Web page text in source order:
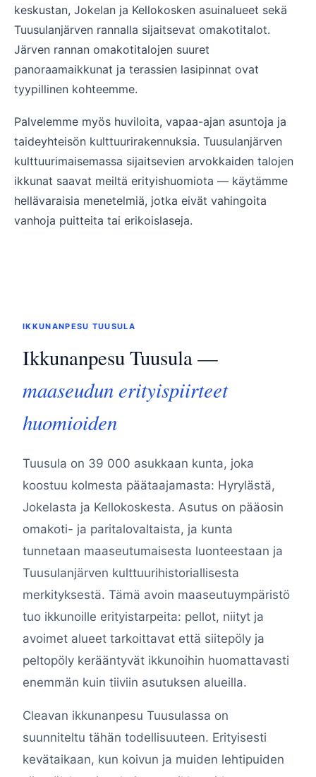
keskustan, Jokelan ja Kellokosken asuinalueet sekä
Tuusulanjärven rannalla sijaitsevat omakotitalot.
Järven rannan omakotitalojen suuret
panoraamaikkunat ja terassien lasipinnat ovat
tyypillinen kohteemme.
Palvelemme myös huviloita, vapaa-ajan asuntoja ja
taideyhteisön kulttuurirakennuksia. Tuusulanjärven
kulttuurimaisemassa sijaitsevien arvokkaiden talojen
ikkunat saavat meiltä erityishuomiota — käytämme
hellävaraisia menetelmiä, jotka eivät vahingoita
vanhoja puitteita tai erikoislaseja.
IKKUNANPESU TUUSULA
Ikkunanpesu Tuusula —
maaseudun erityispiirteet
huomioiden
Tuusula on 39 000 asukkaan kunta, joka
koostuu kolmesta päätaajamasta: Hyrylästä,
Jokelasta ja Kellokoskesta. Asutus on pääosin
omakoti- ja paritalovaltaista, ja kunta
tunnetaan maaseutumaisesta luonteestaan ja
Tuusulanjärven kulttuurihistoriallisesta
merkityksestä. Tämä avoin maaseutuympäristö
tuo ikkunoille erityistarpeita: pellot, niityt ja
avoimet alueet tarkoittavat että siitepöly ja
peltopöly kerääntyvät ikkunoihin huomattavasti
enemmän kuin tiiviin asutuksen alueilla.
Cleavan ikkunanpesu Tuusulassa on
suunniteltu tähän todellisuuteen. Erityisesti
kevätaikaan, kun koivun ja muiden lehtipuiden